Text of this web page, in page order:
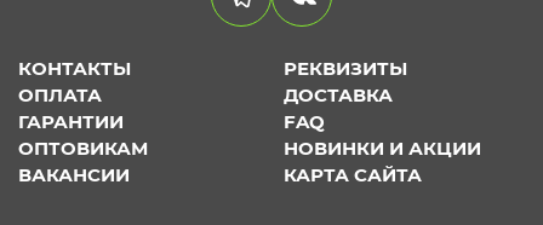
КОНТАКТЫ
РЕКВИЗИТЫ
ОПЛАТА
ДОСТАВКА
ГАРАНТИИ
FAQ
ОПТОВИКАМ
НОВИНКИ И АКЦИИ
ВАКАНСИИ
КАРТА САЙТА